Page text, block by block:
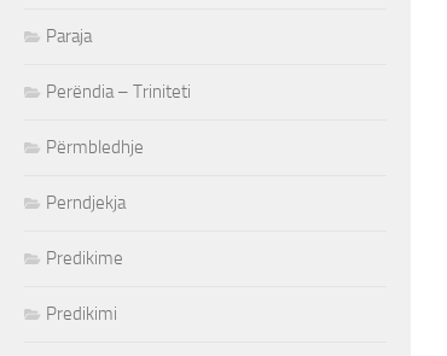
Paraja
Perëndia – Triniteti
Përmbledhje
Perndjekja
Predikime
Predikimi